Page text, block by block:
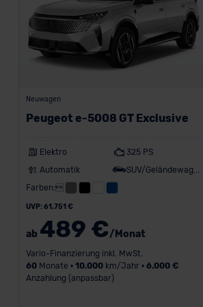
unserem Datenschutzbeauftragten unter
datenschutz@meinauto.de anfordern.
Datenschutzerklärung| Impressum
Neuwagen
Peugeot e-5008 GT Exclusive
Elektro
325 PS
Automatik
SUV/Geländewagen
Farben:
UVP: 61.751 €
ab 489 €/Monat
Vario-Finanzierung inkl. MwSt.
60Monate • 10.000km/Jahr • 6.000 €
Anzahlung (anpassbar)